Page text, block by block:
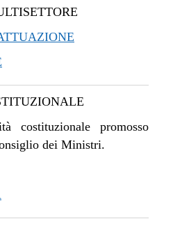
costituzionale promosso
dei Ministri.